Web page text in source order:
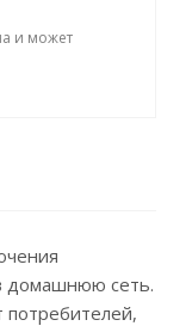
и может
домашнюю сеть.
потребителей,